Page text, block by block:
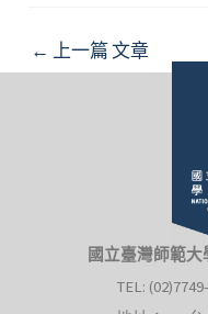
Post
navigation
← 上一篇 文章
國立臺灣師範大
TEL: